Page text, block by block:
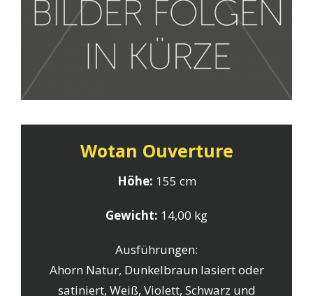
Wotan Ouverture
Höhe: 155 cm
Gewicht: 14,00 kg
Ausführungen:
Ahorn Natur, Dunkelbraun lasiert oder
satiniert, Weiß, Violett, Schwarz und